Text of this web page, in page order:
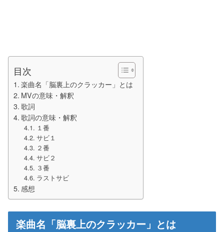
目次
楽曲名「脳裏上のクラッカー」とは
MVの意味・解釈
歌詞
歌詞の意味・解釈
１番
サビ１
２番
サビ２
３番
ラストサビ
感想
楽曲名「脳裏上のクラッカー」とは